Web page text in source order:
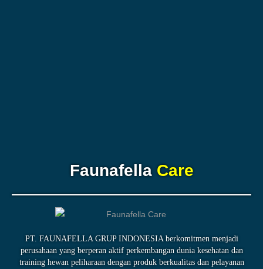
FaunafellaCare
PT. FAUNAFELLA GRUP INDONESIA berkomitmen menjadi
perusahaan yang berperan aktif perkembangan dunia kesehatan dan
training hewan peliharaan dengan produk berkualitas dan pelayanan